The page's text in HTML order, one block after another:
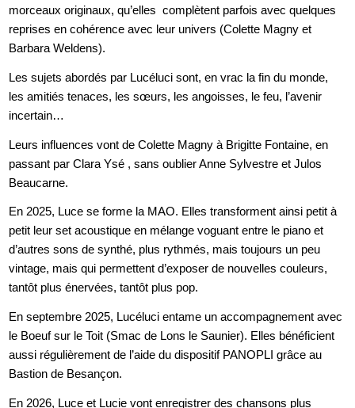
morceaux originaux, qu’elles complètent parfois avec quelques
reprises en cohérence avec leur univers (Colette Magny et
Barbara Weldens).
Les sujets abordés par Lucéluci sont, en vrac la fin du monde,
les amitiés tenaces, les sœurs, les angoisses, le feu, l’avenir
incertain…
Leurs influences vont de Colette Magny à Brigitte Fontaine, en
passant par Clara Ysé , sans oublier Anne Sylvestre et Julos
Beaucarne.
En 2025, Luce se forme la MAO. Elles transforment ainsi petit à
petit leur set acoustique en mélange voguant entre le piano et
d’autres sons de synthé, plus rythmés, mais toujours un peu
vintage, mais qui permettent d’exposer de nouvelles couleurs,
tantôt plus énervées, tantôt plus pop.
En septembre 2025, Lucéluci entame un accompagnement avec
le Boeuf sur le Toit (Smac de Lons le Saunier). Elles bénéficient
aussi régulièrement de l’aide du dispositif PANOPLI grâce au
Bastion de Besançon.
En 2026, Luce et Lucie vont enregistrer des chansons plus